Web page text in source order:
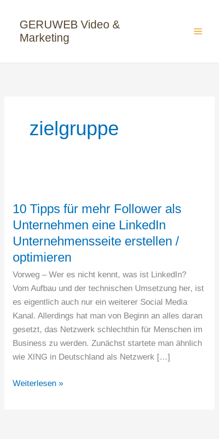
springen
GERUWEB Video &
Marketing
zielgruppe
10 Tipps für mehr Follower als
Unternehmen eine LinkedIn
Unternehmensseite erstellen /
optimieren
Vorweg – Wer es nicht kennt, was ist LinkedIn?
Vom Aufbau und der technischen Umsetzung her, ist
es eigentlich auch nur ein weiterer Social Media
Kanal. Allerdings hat man von Beginn an alles daran
gesetzt, das Netzwerk schlechthin für Menschen im
Business zu werden. Zunächst startete man ähnlich
wie XING in Deutschland als Netzwerk […]
10
Weiterlesen »